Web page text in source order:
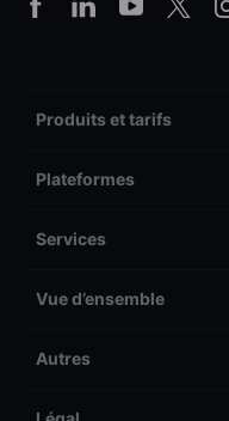
Produits et tarifs
Plateformes
Services
Vue d’ensemble
Autres